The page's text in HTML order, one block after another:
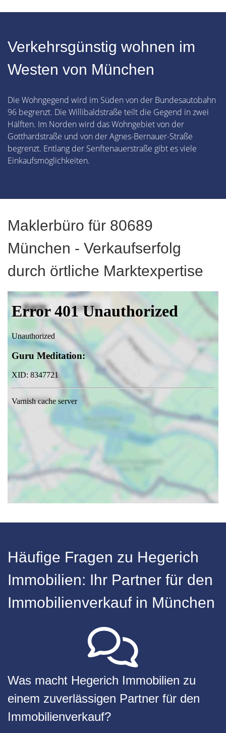
Verkehrsgünstig wohnen im
Westen von München
Die Wohngegend wird im Süden von der Bundesautobahn
96 begrenzt. Die Willibaldstraße teilt die Gegend in zwei
Hälften. Im Norden wird das Wohngebiet von der
Gotthardstraße und von der Agnes-Bernauer-Straße
begrenzt. Entlang der Senftenauerstraße gibt es viele
Einkaufsmöglichkeiten.
Maklerbüro für 80689
München - Verkaufserfolg
durch örtliche Marktexpertise
Häufige Fragen zu Hegerich
Immobilien: Ihr Partner für den
Immobilienverkauf in München
Was macht Hegerich Immobilien zu
einem zuverlässigen Partner für den
Immobilienverkauf?